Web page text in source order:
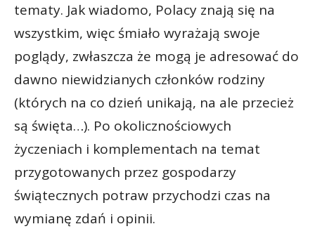
tematy. Jak wiadomo, Polacy znają się na
wszystkim, więc śmiało wyrażają swoje
poglądy, zwłaszcza że mogą je adresować do
dawno niewidzianych członków rodziny
(których na co dzień unikają, na ale przecież
są święta…). Po okolicznościowych
życzeniach i komplementach na temat
przygotowanych przez gospodarzy
świątecznych potraw przychodzi czas na
wymianę zdań i opinii.